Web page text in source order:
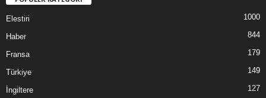
Elestiri 1000
Haber 844
Fransa 179
Türkiye 149
İngiltere 127